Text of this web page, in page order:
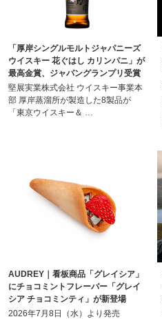
「厚岸シングルモルトジャパニーズ
ウイスキー 花ぐはし カリンパニ」が
最高金賞、ジャパングランプリ受賞
堅展実業株式会社 ウイスキー事業本
部 厚岸蒸溜所が製造した8製品が
「東京ウイスキー＆ …
AUDREY｜看板商品「グレイシア」
にチョコミントフレーバー「グレイ
シア チョコミンティ」が新登場
2026年7月8日（水）より発売